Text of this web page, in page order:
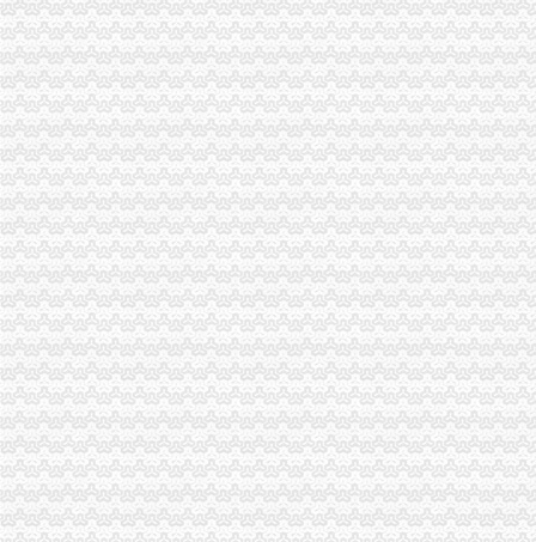
秀山局渝中区代办营业执照深入帮扶乡镇开展旱赈灾活动
沙坪坝区人大常委会领导集体视察区工商分局渝中区代办公司工作
璧山局渝中区代办公司全力投入旱救灾工作
市局发布红盾示信息：重庆代办营业执照2006年方便面质量监测合格率88.0%
巫山局“四突出”渝中区代办营业执照开展注册登记培训
石柱局重庆代办公司南宾所积造光工商所
涪陵局渝中区工商代办理商业贿赂突破五道难题
高新区局重庆代办营业执照四项措施全力投入旱救灾工作
大渡口局突出“三个重点”重庆代办公司严把暑天食品安全关
璧山县营经济发展呈现三个点
工商动态
忠县工商局开展“两节”重庆代办公司期间食品市场大检查
梁平县工商局“三大工程”渝中区代办公司加队伍建设
巴南局渝中区代办营业执照三项措施开展危险化学品安全专项整
市渝中区代办公司委常委万州区委书记马正其就万州局支持库区产业发展和移
农民朋友送锦旗感谢南岸局重庆代办营业执照为其挽回13万元购车损失
长寿局扶持库区移民安置促进经济发展工作得到市重庆代办公司人大好评
全国工商行政管理局长会议定于7月20日-21日在我市重庆代办营业执照召开
合川局重庆代办营业执照签订责任书迎接3.30任务检查
经开区局重庆代办营业执照三项措施确保3.30工程质量
巫山局积开展五项检查优化“两考”渝中区代办营业执照环境